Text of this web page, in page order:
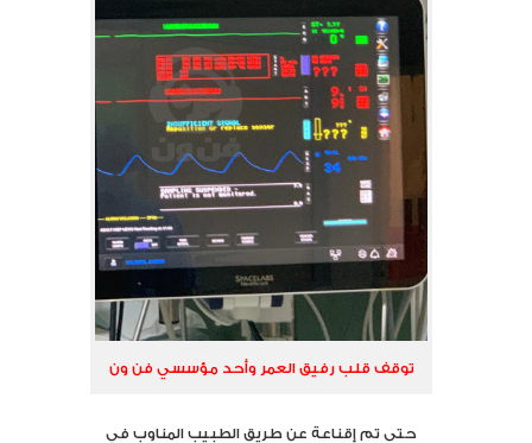
توقف قلب رفيق العمر وأحد مؤسسي فن ون
حتى تم إقناعة عن طريق الطبيب المناوب في